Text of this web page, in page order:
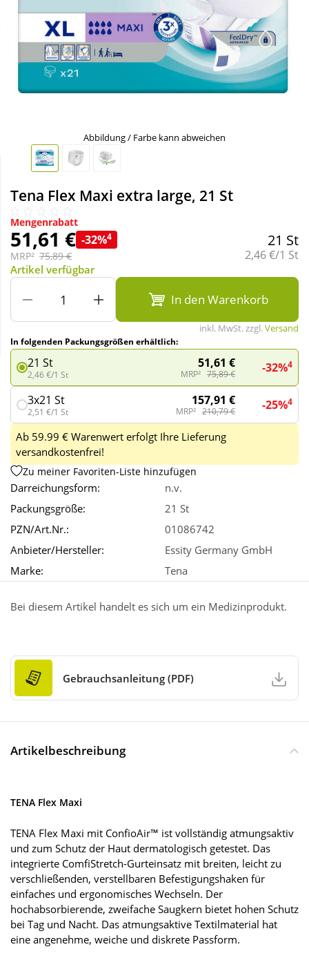
Sale
Schnäppchen
Sparsets
Täglich gut versorgt
Körperpflege & Kosmetik
Liebe & Erotik
Mutter & Kind
Nahrungsergänzung
Sanitätshaus
Sport & Fitness
Tierbedarf
Wellness
Abbildung / Farbe kann abweichen
Tena Flex Maxi extra large, 21 St
Mengenrabatt
51,61 € -32%4
MRP² 75,89 €
21 St
Grundpreis:
2,46 €/1 St
Artikel verfügbar
In den Warenkorb
inkl. MwSt. zzgl.Versand
In folgenden Packungsgrößen erhältlich:
21 St
2,46 €/1 St
51,61 €
MRP² 75,89 € -32%4
3x21 St
2,51 €/1 St
157,91 €
MRP² 210,79 € -25%4
Ab 59.99 € Warenwert erfolgt Ihre Lieferung
versandkostenfrei!
Zu meiner Favoriten-Liste hinzufügen
Darreichungsform:
n.v.
Packungsgröße:
21 St
PZN/Art.Nr.:
01086742
Anbieter/Hersteller:
Essity Germany GmbH
Marke:
Tena
Bei diesem Artikel handelt es sich um ein Medizinprodukt.
Gebrauchsanleitung (PDF)
Artikelbeschreibung
TENA Flex Maxi
TENA Flex Maxi mit ConfioAir™ ist vollständig atmungsaktiv
und zum Schutz der Haut dermatologisch getestet. Das
integrierte ComfiStretch-Gurteinsatz mit breiten, leicht zu
verschließenden, verstellbaren Befestigungshaken für
einfaches und ergonomisches Wechseln. Der
hochabsorbierende, zweifache Saugkern bietet hohen Schutz
bei Tag und Nacht. Das atmungsaktive Textilmaterial hat
eine angenehme, weiche und diskrete Passform.